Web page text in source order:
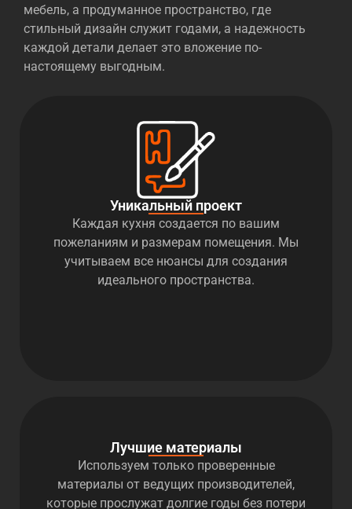
мебель, а продуманное пространство, где
стильный дизайн служит годами, а надежность
каждой детали делает это вложение по-
настоящему выгодным.
Уникальный проект
Каждая кухня создается по вашим
пожеланиям и размерам помещения. Мы
учитываем все нюансы для создания
идеального пространства.
Лучшие материалы
Используем только проверенные
материалы от ведущих производителей,
которые прослужат долгие годы без потери